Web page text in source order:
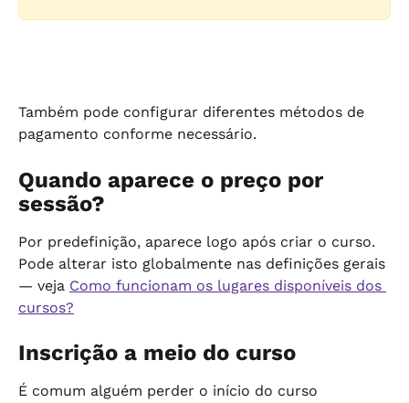
Também pode configurar diferentes métodos de
pagamento conforme necessário.
Quando aparece o preço por
sessão?
Por predefinição, aparece logo após criar o curso.
Pode alterar isto globalmente nas definições gerais
— veja Como funcionam os lugares disponíveis dos
cursos?
Inscrição a meio do curso
É comum alguém perder o início do curso